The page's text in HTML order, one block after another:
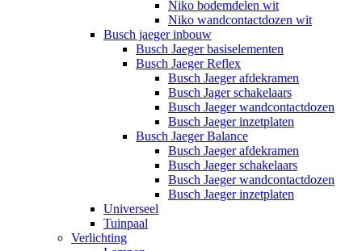
Niko bodemdelen wit
Niko wandcontactdozen wit
Busch jaeger inbouw
Busch Jaeger basiselementen
Busch Jaeger Reflex
Busch Jaeger afdekramen
Busch Jager schakelaars
Busch Jaeger wandcontactdozen
Busch Jaeger inzetplaten
Busch Jaeger Balance
Busch Jaeger afdekramen
Busch Jaeger schakelaars
Busch Jaeger wandcontactdozen
Busch Jaeger inzetplaten
Universeel
Tuinpaal
Verlichting